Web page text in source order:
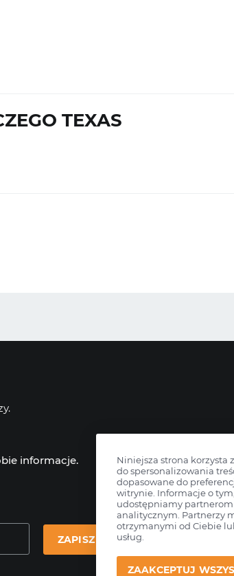
TEXAS
informacje.
ZAPISZ SIĘ
Niniejsza strona korzysta
do spersonalizowania
dopasowane do
witrynie. Informacje o
udostępniamy partnerom
analitycznym. Partnerzy
otrzymanymi od Ciebie
usług.
ZAAKCEPTUJ